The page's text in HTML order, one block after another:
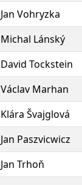
Jan Vohryzka
Michal Lánský
David Tockstein
Václav Marhan
Klára Švajglová
Jan Paszvicwicz
Jan Trhoň